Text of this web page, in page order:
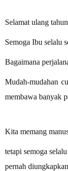
Selamat ulang
Semoga Ibu selalu
Bagaimana
Mudah-mudahan
membawa banyak
Kita memang
tetapi semoga
pernah